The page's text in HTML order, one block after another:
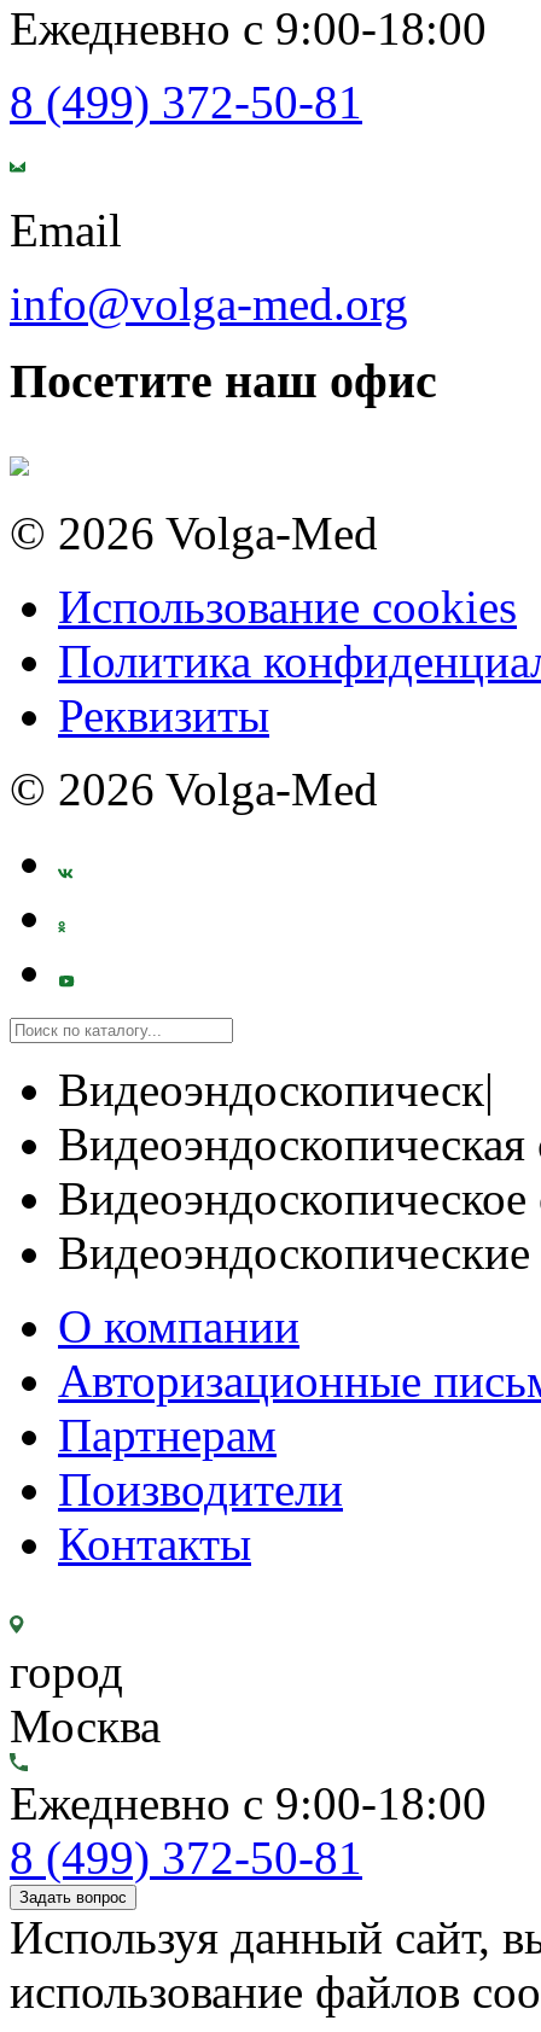
Ежедневно с 9:00-18:00
8 (499) 372-50-81
Email
info@volga-med.org
Посетите наш офис
© 2026 Volga-Med
Использование cookies
Политика
Реквизиты
© 2026 Volga-Med
Видеоэндоскопическ|
Видеоэндоскопическая
О компании
Авторизационные
Партнерам
Поизводители
Контакты
город
Москва
Ежедневно с 9:00-18:00
8 (499) 372-50-81
Задать вопрос
Используя данный сайт,
использование файлов